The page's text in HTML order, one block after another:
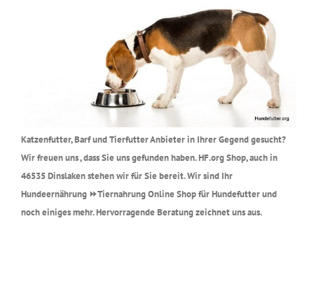
Katzenfutter, Barf und Tierfutter Anbieter in Ihrer Gegend gesucht?
Wir freuen uns , dass Sie uns gefunden haben. HF.org Shop, auch in
46535 Dinslaken stehen wir für Sie bereit. Wir sind Ihr
Hundeernährung ⏩Tiernahrung Online Shop für Hundefutter und
noch einiges mehr. Hervorragende Beratung zeichnet uns aus.